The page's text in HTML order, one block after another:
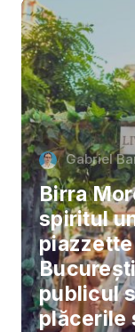
Gabriel
Birra
spiritul
publicul
plăcerile